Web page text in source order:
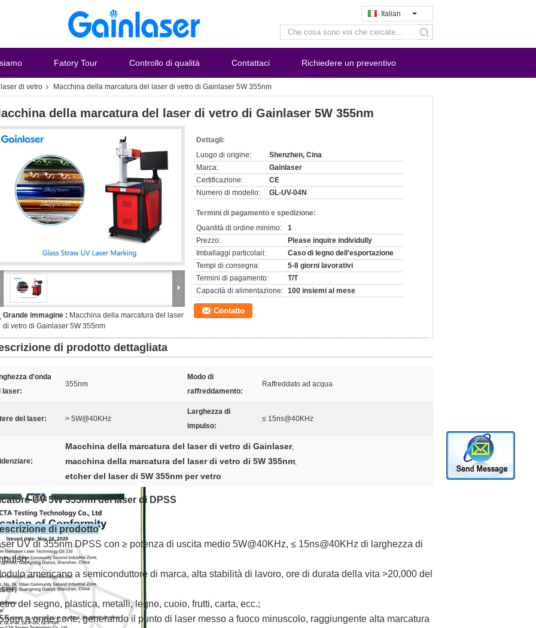
Italian
search
Fatory Tour Controllo di qualità Contattaci Richiedere un preventivo
di vetro Macchina della marcatura del laser di vetro di Gainlaser 5W 355nm
della marcatura del laser di vetro di Gainlaser 5W 355nm
Grande immagine : Macchina della marcatura del laser
di vetro di Gainlaser 5W 355nm
Dettagli:
Luogo di origine:
Shenzhen, Cina
Marca:
Gainlaser
Certificazione:
CE
Numero di modello:
GL-UV-04N
Termini di pagamento e spedizione:
Quantità di ordine minimo:
1
Prezzo:
Please inquire individully
Imballaggi particolari:
Caso di legno dell'esportazione
Tempi di consegna:
5-8 giorni lavorativi
Termini di pagamento:
T/T
Capacità di alimentazione: 100 insiemi al mese
Contatto
di prodotto dettagliata
d'onda
laser:
355nm
Modo di
raffreddamento:
Raffreddato ad acqua
del laser: > 5W@40KHz
Larghezza di
impulso:
≤ 15ns@40KHz
Macchina della marcatura del laser di vetro di Gainlaser,
macchina della marcatura del laser di vetro di 5W 355nm,
etcher del laser di 5W 355nm per vetro
UV 5W 355nm del laser di DPSS
di prodotto
UV di 355nm DPSS con ≥ potenza di uscita medio 5W@40KHz, ≤ 15ns@40KHz di larghezza di
americano a semiconduttore di marca, alta stabilità di lavoro, ore di durata della vita >20,000 del
del segno, plastica, metalli, legno, cuoio, frutti, carta, ecc.;
a onde corte, generando il punto di laser messo a fuoco minuscolo, raggiungente alta marcatura